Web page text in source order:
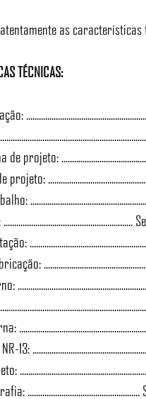
as
TÉCNICAS:
projeto:
13: